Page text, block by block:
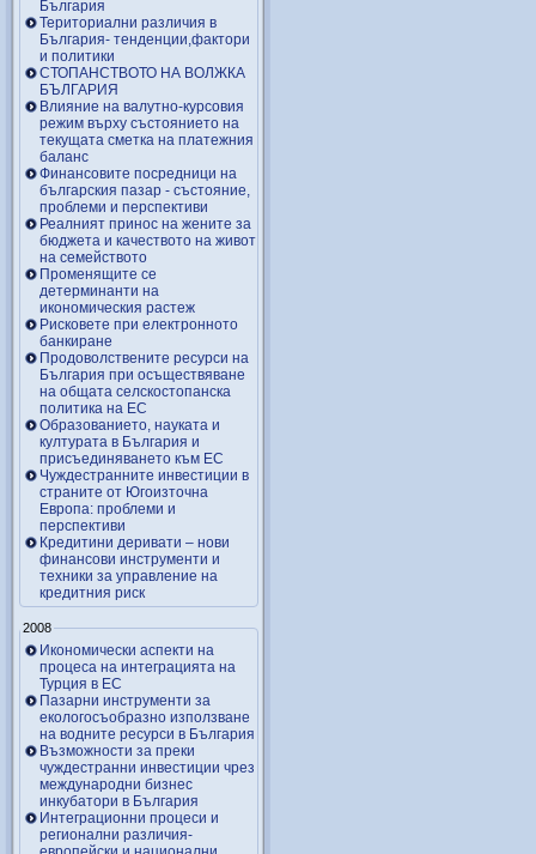
България
Териториални различия в
България- тенденции,фактори
и политики
СТОПАНСТВОТО НА ВОЛЖКА
БЪЛГАРИЯ
Влияние на валутно-курсовия
режим върху състоянието на
текущата сметка на платежния
баланс
Финансовите посредници на
българския пазар - състояние,
проблеми и перспективи
Реалният принос на жените за
бюджета и качеството на живот
на семейството
Променящите се
детерминанти на
икономическия растеж
Рисковете при електронното
банкиране
Продоволствените ресурси на
България при осъществяване
на общата селскостопанска
политика на ЕС
Образованието, науката и
културата в България и
присъединяването към ЕС
Чуждестранните инвестиции в
страните от Югоизточна
Европа: проблеми и
перспективи
Кредитини деривати – нови
финансови инструменти и
техники за управление на
кредитния риск
2008
Икономически аспекти на
процеса на интеграцията на
Турция в ЕС
Пазарни инструменти за
екологосъобразно използване
на водните ресурси в България
Възможности за преки
чуждестранни инвестиции чрез
международни бизнес
инкубатори в България
Интеграционни процеси и
регионални различия-